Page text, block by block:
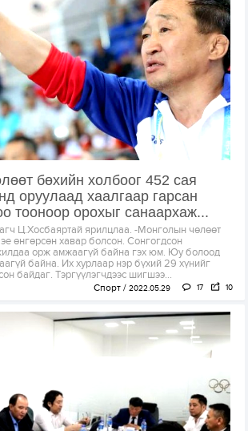
бөхийн холбоог 452 сая
оруулаад хаалгаар гарсан
тооноор орохыг санаархаж...
Ц.Хосбаяртай ярилцлаа. -Монголын чөлөөт
өнгөрсөн хавар болсон. Сонгогдсон
орж амжаагүй байна гэх юм. Юу болоод
байна. Их хурлаар нэр бүхий 29 хүнийг
байдаг. Тэргүүлэгчдээс шигшээ...
Спорт 2022.05.29 17 10